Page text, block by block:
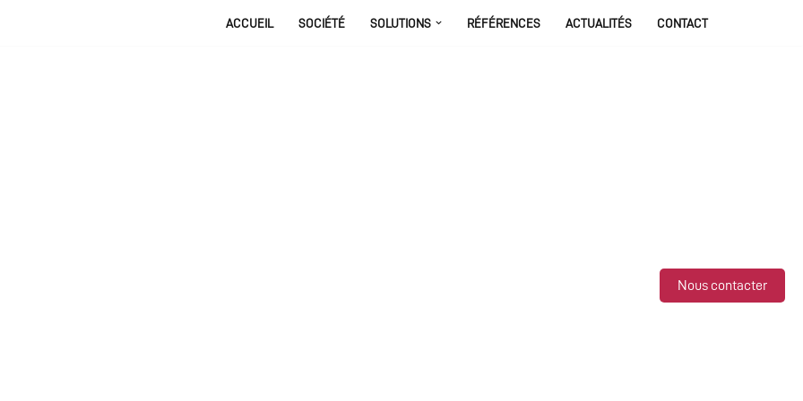
Nous contacter
ACCUEIL SOCIÉTÉ SOLUTIONS RÉFÉRENCES ACTUALITÉS CONTACT